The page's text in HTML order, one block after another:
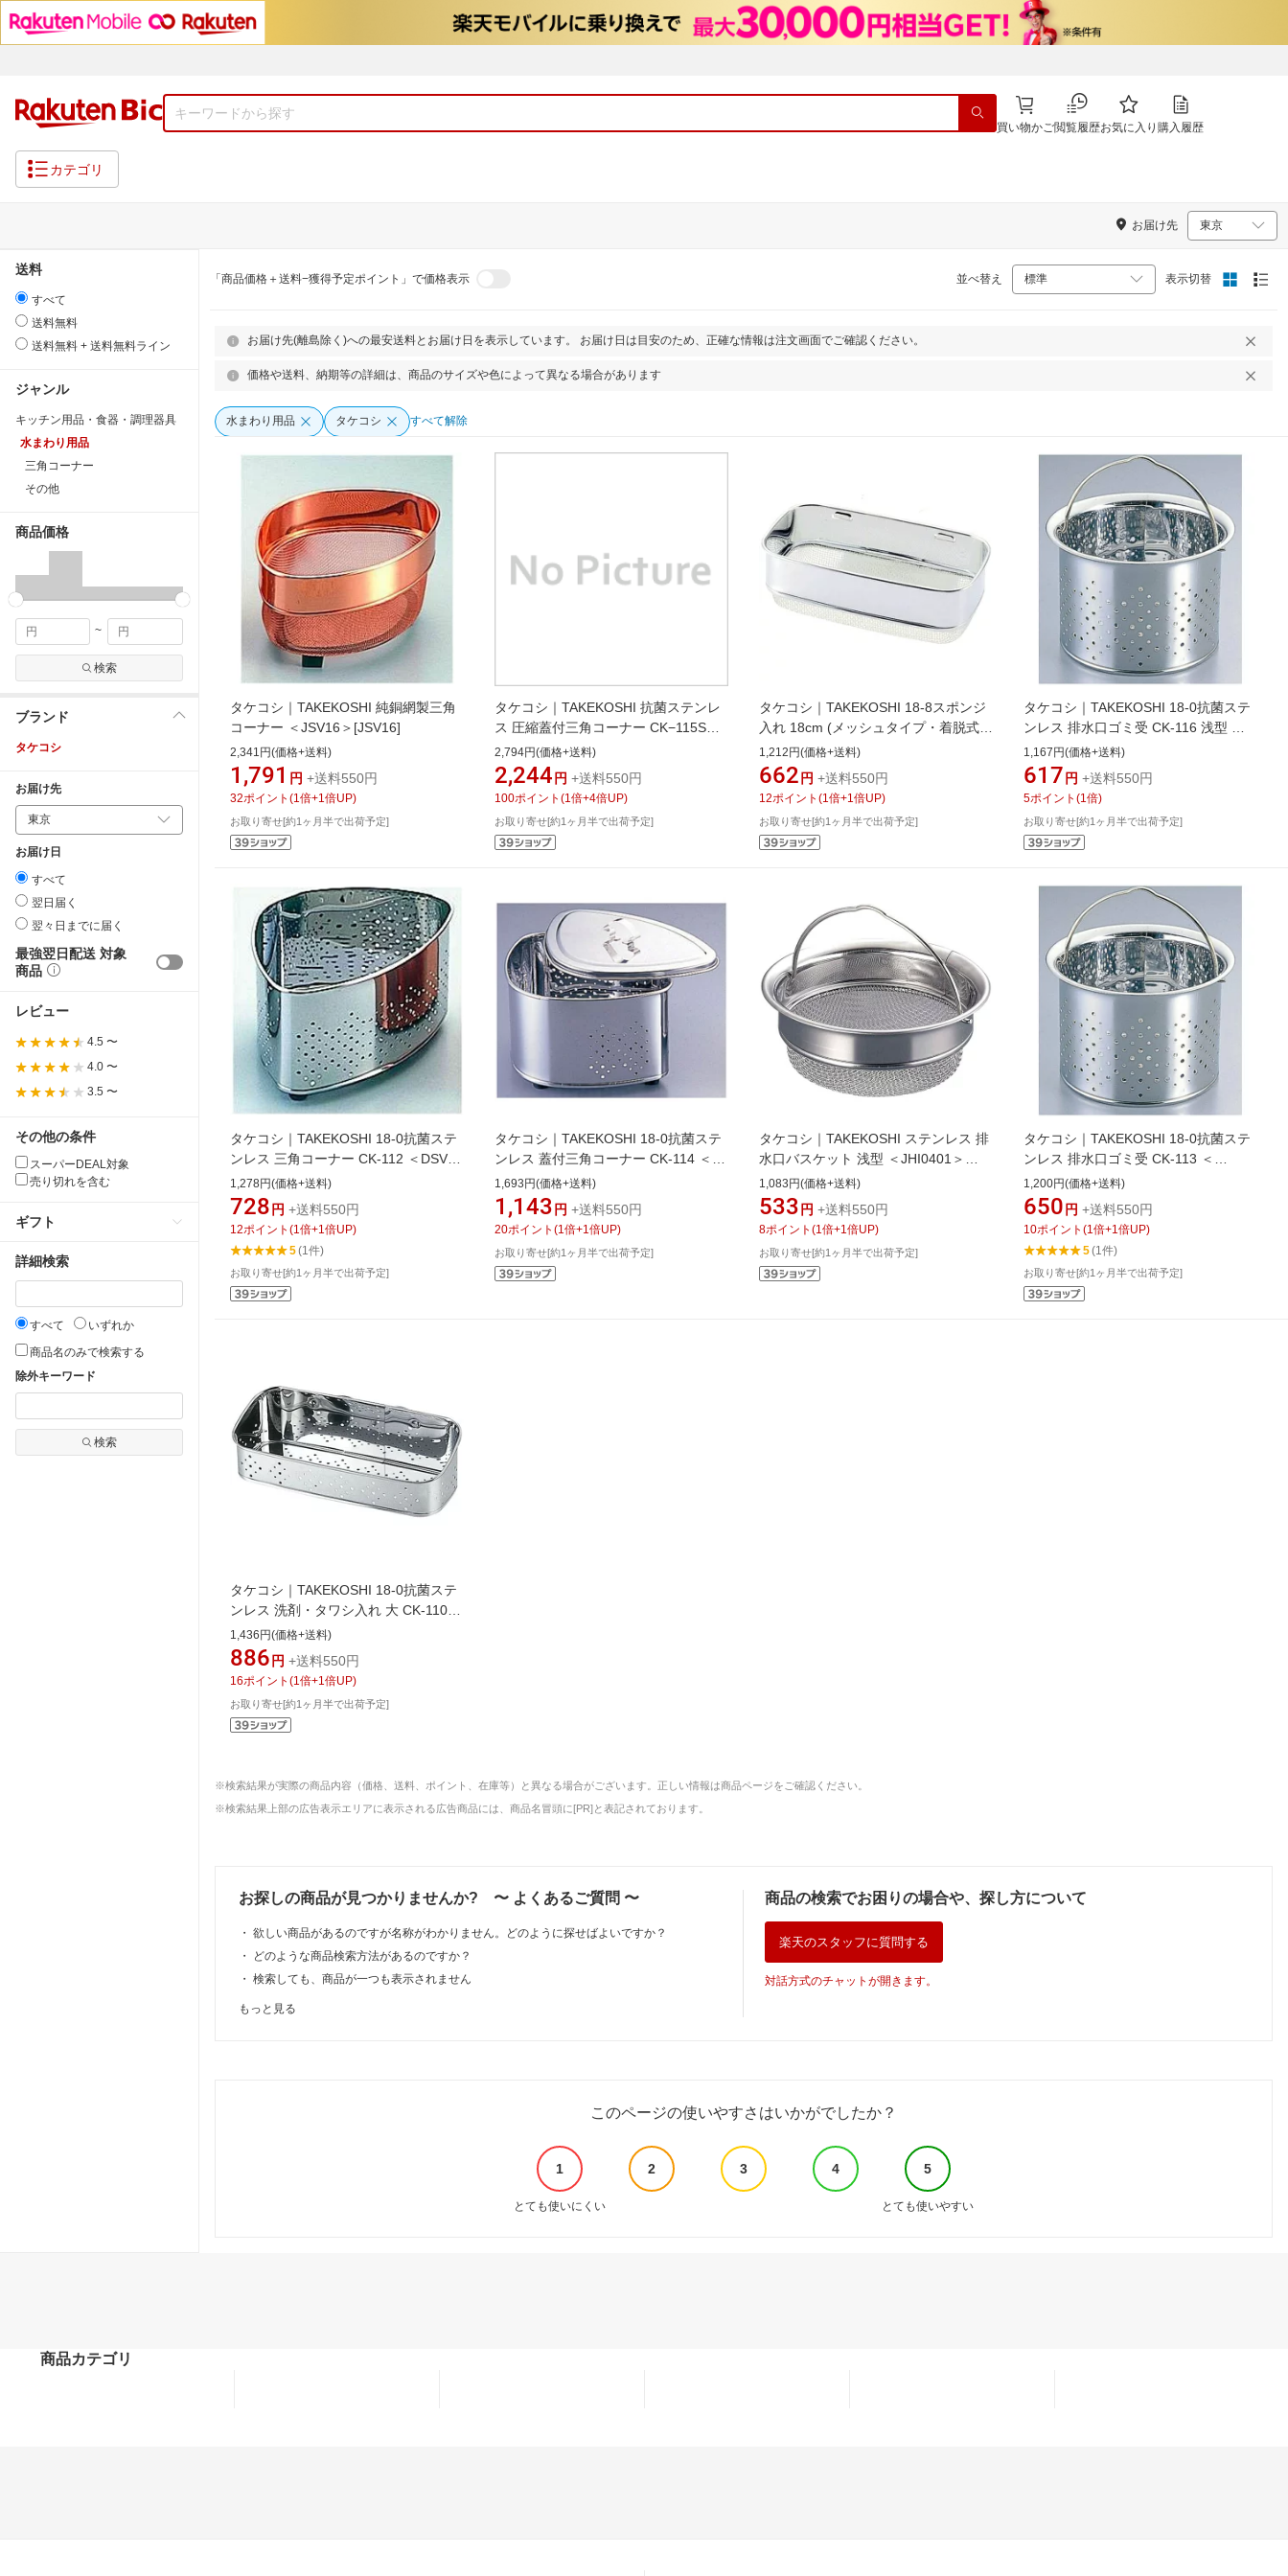
買い物かご閲覧履歴お気に入り 購入履歴
カテゴリ
お届け先
送料
すべて
送料無料
送料無料 + 送料無料ライン
ジャンル
キッチン用品・食器・調理器具
水まわり用品
三角コーナー
その他
商品価格
~
検索
ブランド
タケコシ
お届け先
お届け日
すべて
翌日届く
翌々日までに届く
最強翌日配送 対象
商品
レビュー
4.5 〜
4.0 〜
3.5 〜
その他の条件
スーパーDEAL対象
売り切れを含む
ギフト
詳細検索
すべて
いずれか
商品名のみで検索する
除外キーワード
検索
「商品価格＋送料−獲得予定ポイント」で価格表示 並べ替え 表示切替
お届け先(離島除く)への最安送料とお届け日を表示しています。 お届け日は目安のため、正確な情報は注文画面でご確認ください。
価格や送料、納期等の詳細は、商品のサイズや色によって異なる場合があります
水まわり用品 タケコシ すべて解除
タケコシ｜TAKEKOSHI 純銅網製三角
コーナー ＜JSV16＞[JSV16]
2,341円(価格+送料)
1,791 円 +送料550円
32ポイント (1 倍+1 倍UP)
お取り寄せ[約1ヶ月半で出荷予定]
タケコシ｜TAKEKOSHI 抗菌ステンレ
ス 圧縮蓋付三角コーナー CK−115S
18−0 JSVH001
2,794円(価格+送料)
2,244 円 +送料550円
100ポイント (1 倍+4倍UP)
お取り寄せ[約1ヶ月半で出荷予定]
タケコシ｜TAKEKOSHI 18-8スポンジ
入れ 18cm (メッシュタイプ・着脱式)
＜JSP16＞[JSP16]
1,212円(価格+送料)
662 円 +送料550円
12ポイント (1 倍+1 倍UP)
お取り寄せ[約1ヶ月半で出荷予定]
タケコシ｜TAKEKOSHI 18-0抗菌ステ
ンレス 排水口ゴミ受 CK-116 浅型 ＜
JGM062＞[JGM062]
1,167円(価格+送料)
617 円 +送料550円
5ポイント (1 倍)
お取り寄せ[約1ヶ月半で出荷予定]
タケコシ｜TAKEKOSHI 18-0抗菌ステ
ンレス 三角コーナー CK-112 ＜DSV13
＞[DSV13]
1,278円(価格+送料)
728 円 +送料550円
12ポイント (1 倍+1 倍UP)
5(1件)
お取り寄せ[約1ヶ月半で出荷予定]
タケコシ｜TAKEKOSHI 18-0抗菌ステ
ンレス 蓋付三角コーナー CK-114 ＜
JSV33＞[JSV33]
1,693円(価格+送料)
1,143 円 +送料550円
20ポイント (1 倍+1 倍UP)
お取り寄せ[約1ヶ月半で出荷予定]
タケコシ｜TAKEKOSHI ステンレス 排
水口バスケット 浅型 ＜JHI0401＞
[JHI0401]
1,083円(価格+送料)
533 円 +送料550円
8ポイント (1 倍+1 倍UP)
お取り寄せ[約1ヶ月半で出荷予定]
タケコシ｜TAKEKOSHI 18-0抗菌ステ
ンレス 排水口ゴミ受 CK-113 ＜
JGM061＞[JGM061]
1,200円(価格+送料)
650 円 +送料550円
10ポイント (1 倍+1 倍UP)
5(1件)
お取り寄せ[約1ヶ月半で出荷予定]
タケコシ｜TAKEKOSHI 18-0抗菌ステ
ンレス 洗剤・タワシ入れ 大 CK-110
＜DTW011＞[DTW011]
1,436円(価格+送料)
886 円 +送料550円
16ポイント (1 倍+1 倍UP)
お取り寄せ[約1ヶ月半で出荷予定]
※検索結果が実際の商品内容（価格、送料、ポイント、在庫等）と異なる場合がございます。正しい情報は商品ページをご確認ください。
※検索結果上部の広告表示エリアに表示される広告商品には、商品名冒頭に[PR]と表記されております。
お探しの商品が見つかりませんか? 〜 よくあるご質問 〜
・ 欲しい商品があるのですが名称がわかりません。どのように探せばよいですか？
・
どのような商品検索方法があるのですか？
・ 検索しても、商品が一つも表示されません
もっと見る
商品の検索でお困りの場合や、探し方について
楽天のスタッフに質問する
対話方式のチャットが開きます。
このページの使いやすさはいかがでしたか？
1 2 3 4 5
とても使いにくい とても使いやすい
商品カテゴリ